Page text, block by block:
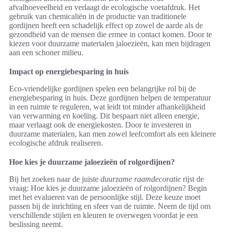
afvalhoeveelheid en verlaagt de ecologische voetafdruk. Het
gebruik van chemicaliën in de productie van traditionele
gordijnen heeft een schadelijk effect op zowel de aarde als de
gezondheid van de mensen die ermee in contact komen. Door te
kiezen voor duurzame materialen jaloezieën, kan men bijdragen
aan een schoner milieu.
Impact op energiebesparing in huis
Eco-vriendelijke gordijnen spelen een belangrijke rol bij de
energiebesparing in huis. Deze gordijnen helpen de temperatuur
in een ruimte te reguleren, wat leidt tot minder afhankelijkheid
van verwarming en koeling. Dit bespaart niet alleen energie,
maar verlaagt ook de energiekosten. Door te investeren in
duurzame materialen, kan men zowel leefcomfort als een kleinere
ecologische afdruk realiseren.
Hoe kies je duurzame jaloezieën of rolgordijnen?
Bij het zoeken naar de juiste duurzame raamdecoratie rijst de
vraag: Hoe kies je duurzame jaloezieën of rolgordijnen? Begin
met het evalueren van de persoonlijke stijl. Deze keuze moet
passen bij de inrichting en sfeer van de ruimte. Neem de tijd om
verschillende stijlen en kleuren te overwegen voordat je een
beslissing neemt.